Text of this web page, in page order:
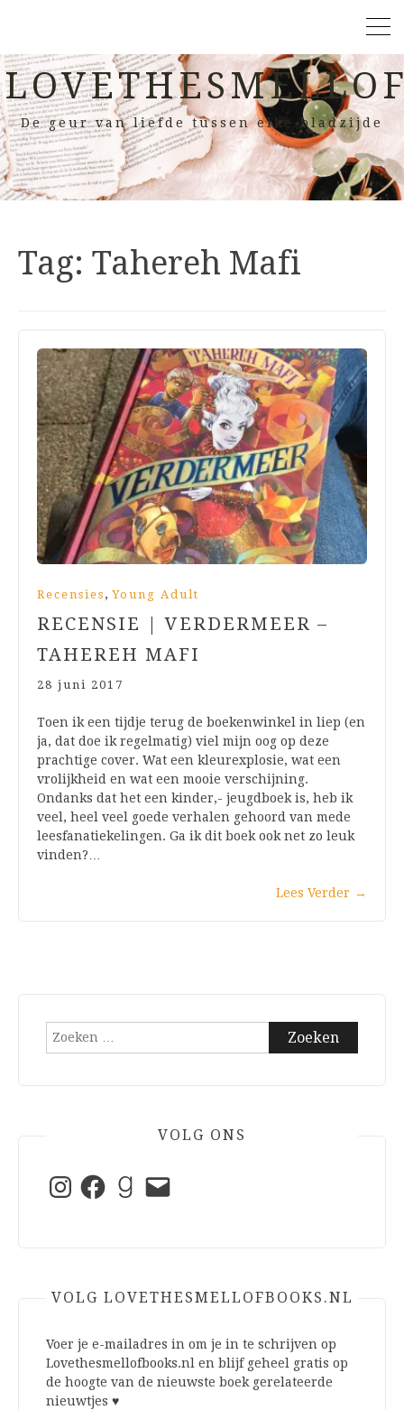
De geur van liefde tussen elke bladzijde
Tag: Tahereh Mafi
Recensies , Young Adult
RECENSIE | VERDERMEER –
TAHEREH MAFI
28 juni 2017
Toen ik een tijdje terug de boekenwinkel in liep (en
ja, dat doe ik regelmatig) viel mijn oog op deze
prachtige cover. Wat een kleurexplosie, wat een
vrolijkheid en wat een mooie verschijning.
Ondanks dat het een kinder,- jeugdboek is, heb ik
veel, heel veel goede verhalen gehoord van mede
leesfanatiekelingen. Ga ik dit boek ook net zo leuk
vinden?…
Lees Verder →
Zoeken
VOLG ONS
InstagramFacebookGoodreads
E-
mail
VOLG LOVETHESMELLOFBOOKS.NL
Voer je e-mailadres in om je in te schrijven op
Lovethesmellofbooks.nl en blijf geheel gratis op
de hoogte van de nieuwste boek gerelateerde
nieuwtjes ♥